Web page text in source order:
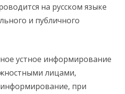
на русском языке
и публичного
устное информирование
лицами,
при